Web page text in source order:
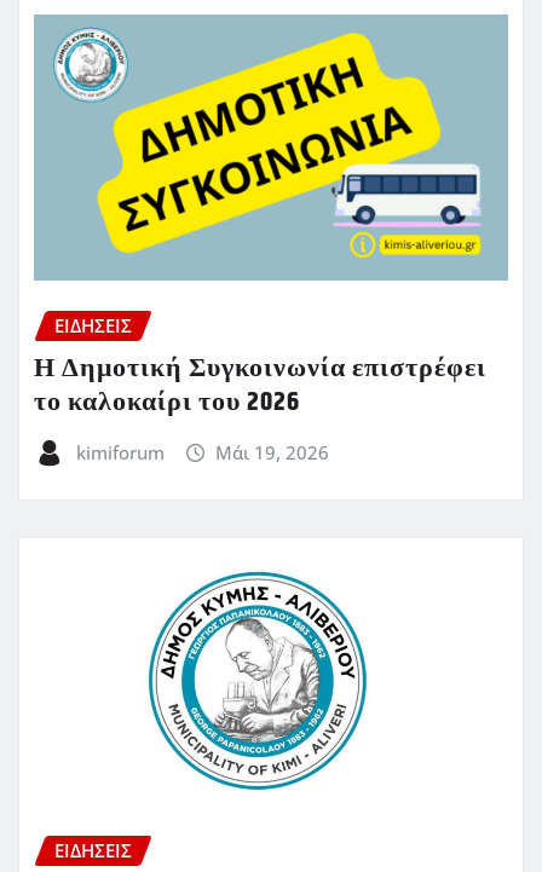
ΕΙΔΗΣΕΙΣ
Η Δημοτική Συγκοινωνία επιστρέφει
το καλοκαίρι του 2026
kimiforum Μάι 19, 2026
ΕΙΔΗΣΕΙΣ